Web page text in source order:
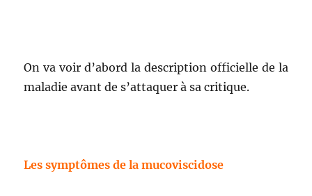
On va voir d’abord la description officielle de la
maladie avant de s’attaquer à sa critique.
Les symptômes de la mucoviscidose